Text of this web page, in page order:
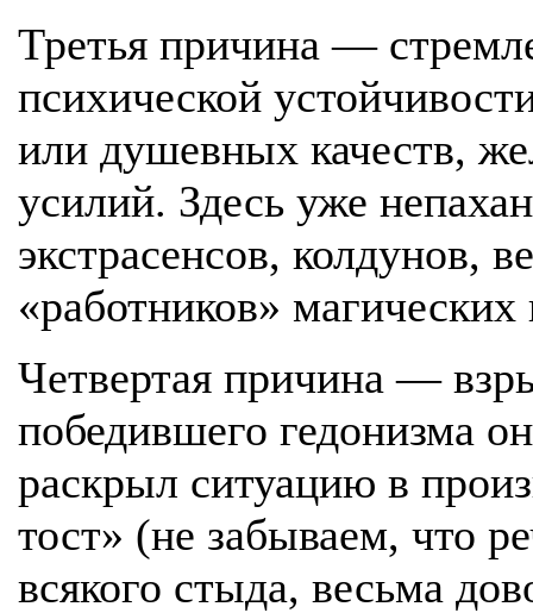
Третья причина —
психической
или душевных качеств,
усилий. Здесь уже
экстрасенсов, колдунов,
«работников»
Четвертая причина —
победившего гедонизма
раскрыл ситуацию в
тост» (не забываем, что
всякого стыда, весьма